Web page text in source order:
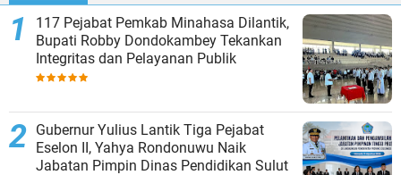
117 Pejabat Pemkab Minahasa Dilantik,
Bupati Robby Dondokambey Tekankan
Integritas dan Pelayanan Publik
Gubernur Yulius Lantik Tiga Pejabat
Eselon II, Yahya Rondonuwu Naik
Jabatan Pimpin Dinas Pendidikan Sulut